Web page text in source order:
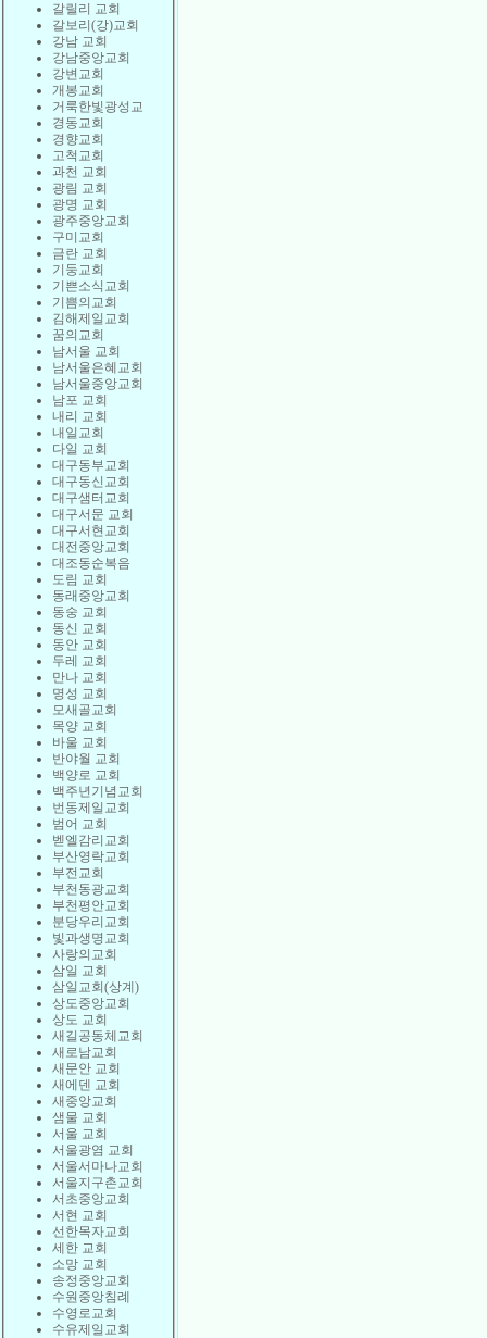
갈릴리 교회
갈보리(강)교회
강남 교회
강남중앙교회
강변교회
개봉교회
거룩한빛광성교
경동교회
경향교회
고척교회
과천 교회
광림 교회
광명 교회
광주중앙교회
구미교회
금란 교회
기둥교회
기쁜소식교회
기쁨의교회
김해제일교회
꿈의교회
남서울 교회
남서울은혜교회
남서울중앙교회
남포 교회
내리 교회
내일교회
다일 교회
대구동부교회
대구동신교회
대구샘터교회
대구서문 교회
대구서현교회
대전중앙교회
대조동순복음
도림 교회
동래중앙교회
동숭 교회
동신 교회
동안 교회
두레 교회
만나 교회
명성 교회
모새골교회
목양 교회
바울 교회
반야월 교회
백양로 교회
백주년기념교회
번동제일교회
범어 교회
벧엘감리교회
부산영락교회
부전교회
부천동광교회
부천평안교회
분당우리교회
빛과생명교회
사랑의교회
삼일 교회
삼일교회(상계)
상도중앙교회
상도 교회
새길공동체교회
새로남교회
새문안 교회
새에덴 교회
새중앙교회
샘물 교회
서울 교회
서울광염 교회
서울서마나교회
서울지구촌교회
서초중앙교회
서현 교회
선한목자교회
세한 교회
소망 교회
송정중앙교회
수원중앙침례
수영로교회
수유제일교회